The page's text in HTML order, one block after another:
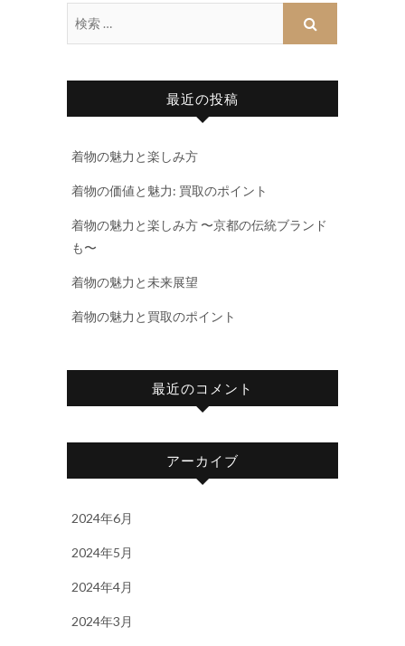
最近の投稿
着物の魅力と楽しみ方
着物の価値と魅力: 買取のポイント
着物の魅力と楽しみ方 〜京都の伝統ブランド
も〜
着物の魅力と未来展望
着物の魅力と買取のポイント
最近のコメント
アーカイブ
2024年6月
2024年5月
2024年4月
2024年3月